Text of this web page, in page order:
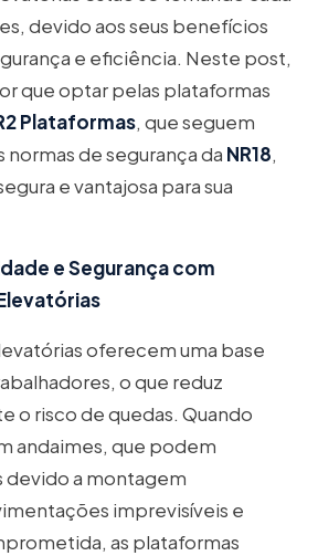
devido aos seus benefícios
e eficiência. Neste post,
que optar pelas plataformas
Plataformas, que seguem
de segurança da NR18,
e vantajosa para sua
e Segurança com
oferecem uma base
o que reduz
o risco de quedas. Quando
andaimes, que podem
devido a montagem
imprevisíveis e
as plataformas